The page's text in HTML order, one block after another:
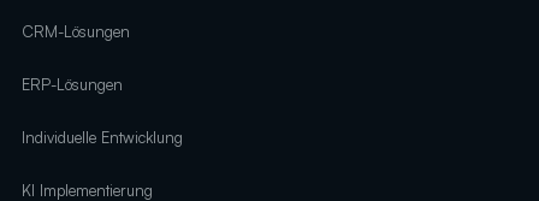
CRM-Lösungen
ERP-Lösungen
Individuelle Entwicklung
KI Implementierung